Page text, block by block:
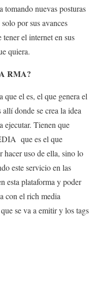
tomando nuevas posturas
por sus avances
el internet en sus
quiera.
RMA?
el es, el que genera el
donde se crea la idea
ejecutar. Tienen que
que es el que
hacer uso de ella, sino lo
este servicio en las
esta plataforma y poder
con el rich media
se va a emitir y los tags